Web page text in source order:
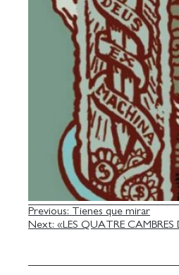
NAVEGACIÓN
DE
Previous: Tienes que mirar
Next: «LES QUATRE